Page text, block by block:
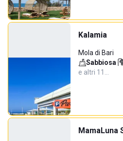
Kalamia
Mola di Bari
Sabbiosa·
e altri 11…
MamaLuna